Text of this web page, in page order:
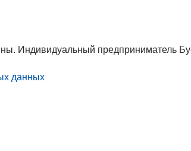
Индивидуальный предприниматель
данных